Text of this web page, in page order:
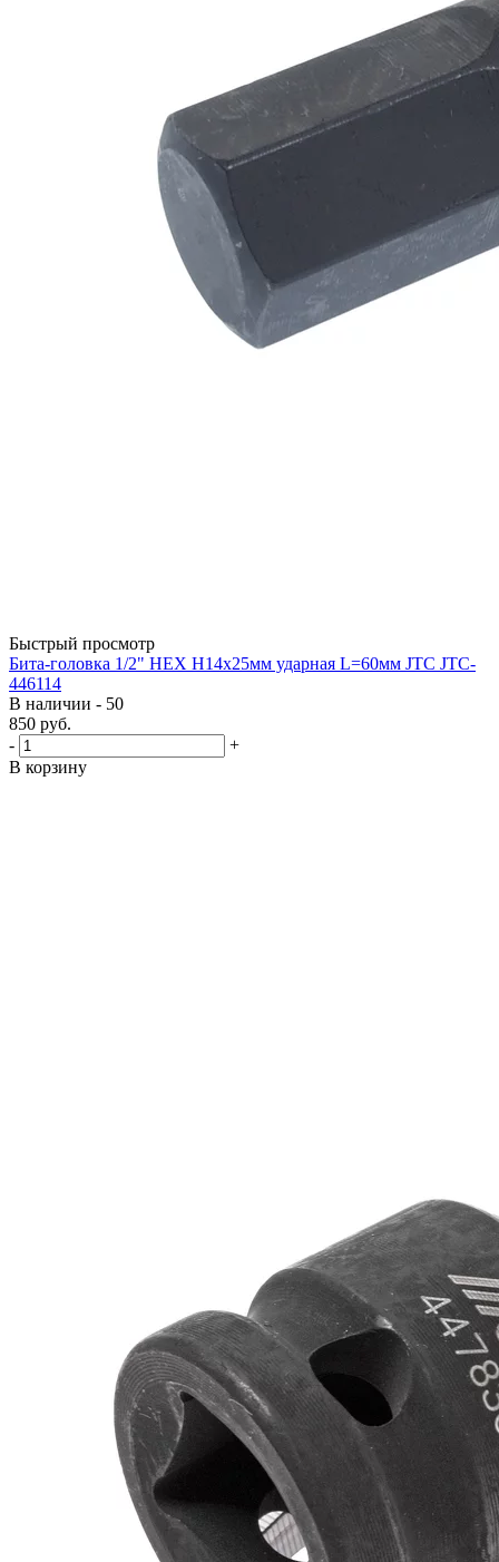
Быстрый просмотр
Бита-головка 1/2" HEX H14х25мм ударная L=60мм JTC JTC-
446114
В наличии - 50
850 руб.
-
+
В корзину